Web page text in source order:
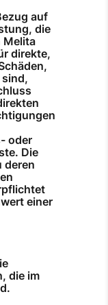
auf
die
Melita
direkte,
oder
Die
deren
einer
die im